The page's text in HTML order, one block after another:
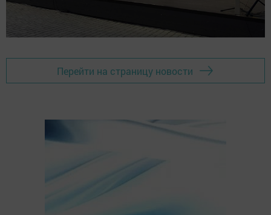
Перейти на страницу новости